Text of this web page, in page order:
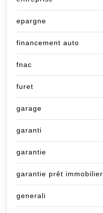
epargne
financement auto
fnac
furet
garage
garanti
garantie
garantie prêt immobilier
generali